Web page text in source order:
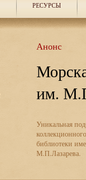
РЕСУРСЫ
Анонс
им.
Уникальная
библиотеки
М.П.Лазарева.